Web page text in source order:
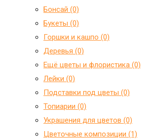
Бонсай (0)
Букеты (0)
Горшки и кашпо (0)
Деревья (0)
Ещё цветы и флористика (0)
Лейки (0)
Подставки под цветы (0)
Топиарии (0)
Украшения для цветов (0)
Цветочные композиции (1)